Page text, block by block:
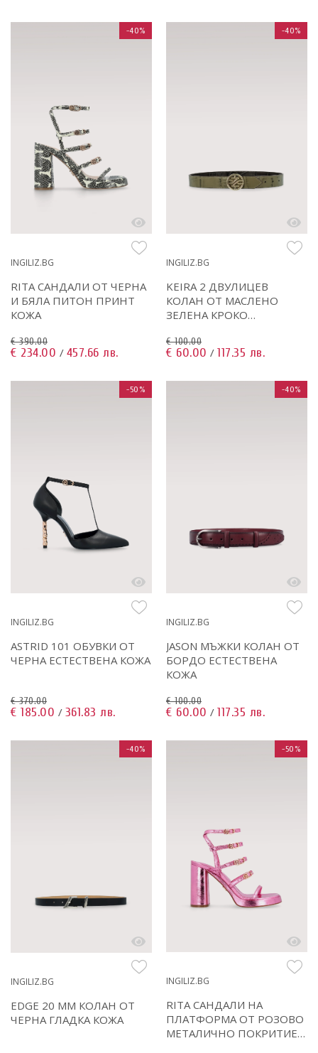
-40%
INGILIZ.BG
RITA САНДАЛИ ОТ ЧЕРНА
И БЯЛА ПИТОН ПРИНТ
КОЖА
€ 390.00
€ 234.00 / 457.66 лв.
-40%
INGILIZ.BG
KEIRA 2 ДВУЛИЦЕВ
КОЛАН ОТ МАСЛЕНО
ЗЕЛЕНА КРОКО
КАФЯВА КРОКО
ЩАМПОВАНА КОЖА
€ 100.00
€ 60.00 / 117.35 лв.
-50%
INGILIZ.BG
ASTRID 101 ОБУВКИ ОТ
ЧЕРНА ЕСТЕСТВЕНА КОЖА
€ 370.00
€ 185.00 / 361.83 лв.
-40%
INGILIZ.BG
JASON МЪЖКИ КОЛАН ОТ
БОРДО ЕСТЕСТВЕНА
КОЖА
€ 100.00
€ 60.00 / 117.35 лв.
-40%
INGILIZ.BG
EDGE 20 MM КОЛАН ОТ
ЧЕРНА ГЛАДКА КОЖА
-50%
INGILIZ.BG
RITA САНДАЛИ НА
ПЛАТФОРМА ОТ РОЗОВО
МЕТАЛИЧНО ПОКРИТИЕ